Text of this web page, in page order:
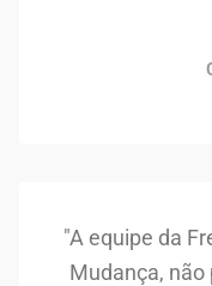
"A equipe da
Mudança,